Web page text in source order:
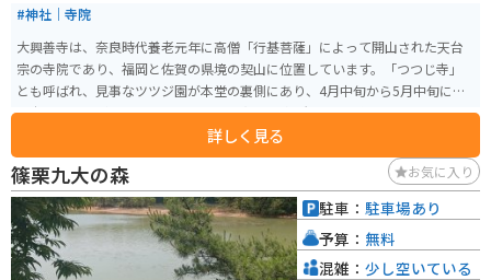
#神社｜寺院
大興善寺は、奈良時代養老元年に高僧「行基菩薩」によって開山された天台
宗の寺院であり、福岡と佐賀の県境の契山に位置しています。「つつじ寺」
とも呼ばれ、見事なツツジ園が本堂の裏側にあり、4月中旬から5月中旬に約5
万本のツツジが咲き誇ります。 また、紅葉の名所としても知られており、イ
ロハモミジなどが秋に紅色に色づきます。この寺院は、国の重要文化財とし
て指定されている木造廣目天立像、木造多聞天立像、木造十一面観音立像な
どを所蔵しています。
詳しく見る
篠栗九大の森 お気に入り
駐車： 駐車場あり
予算： 無料
混雑： 少し空いている